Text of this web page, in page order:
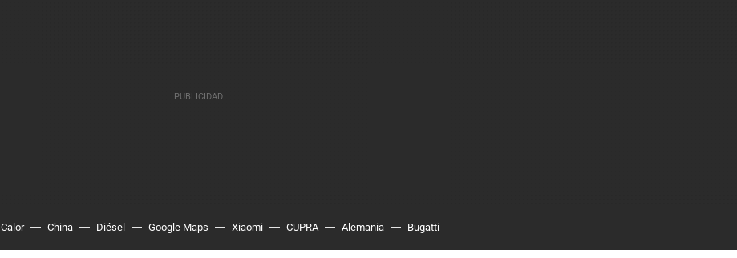
Calor China Diésel Google Maps Xiaomi CUPRA Alemania Bugatti